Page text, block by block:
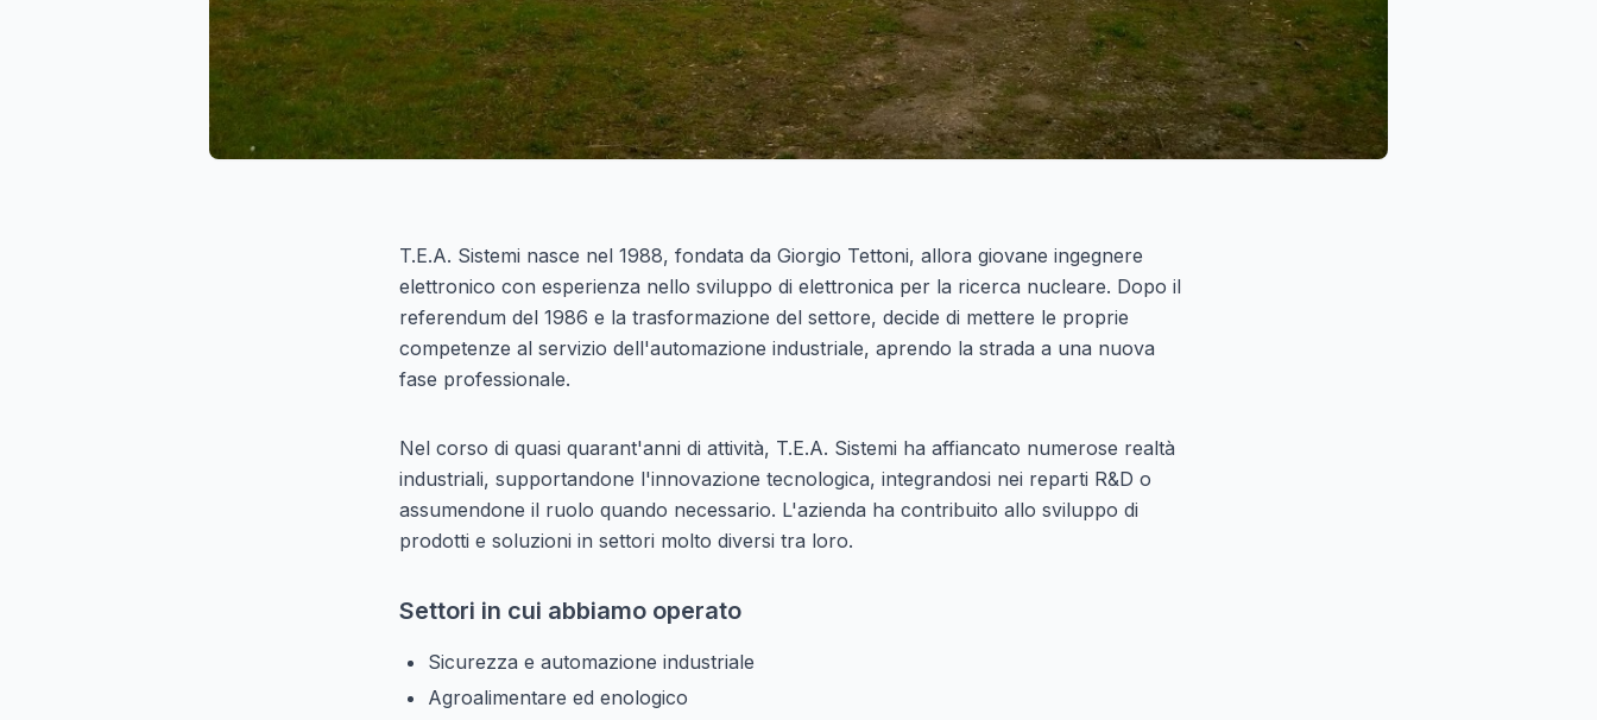
T.E.A. Sistemi nasce nel 1988, fondata da Giorgio Tettoni, allora giovane ingegnere
elettronico con esperienza nello sviluppo di elettronica per la ricerca nucleare. Dopo il
referendum del 1986 e la trasformazione del settore, decide di mettere le proprie
competenze al servizio dell'automazione industriale, aprendo la strada a una nuova
fase professionale.
Nel corso di quasi quarant'anni di attività, T.E.A. Sistemi ha affiancato numerose realtà
industriali, supportandone l'innovazione tecnologica, integrandosi nei reparti R&D o
assumendone il ruolo quando necessario. L'azienda ha contribuito allo sviluppo di
prodotti e soluzioni in settori molto diversi tra loro.
Settori in cui abbiamo operato
Sicurezza e automazione industriale
Agroalimentare ed enologico